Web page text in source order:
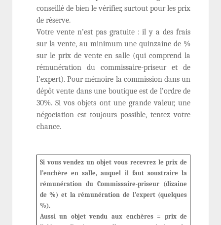
conseillé de bien le vérifier, surtout pour les prix
de réserve.
Votre vente n’est pas gratuite : il y a des frais
sur la vente, au minimum une quinzaine de %
sur le prix de vente en salle (qui comprend la
rémunération du commissaire-priseur et de
l’expert). Pour mémoire la commission dans un
dépôt vente dans une boutique est de l’ordre de
30%. Si vos objets ont une grande valeur, une
négociation est toujours possible, tentez votre
chance.
Si vous vendez un objet vous recevrez le prix de
l’enchère en salle, auquel il faut soustraire la
rémunération du Commissaire-priseur (dizaine
de %) et la rémunération de l’expert (quelques
%).
Aussi un objet vendu aux enchères = prix de